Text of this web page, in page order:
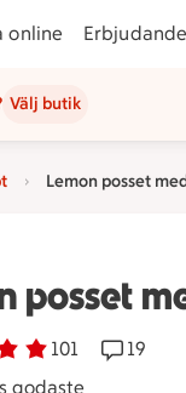
online
Välj butik
Lemon posset
posset
5. 101
har röstatReceptet
19
godaste